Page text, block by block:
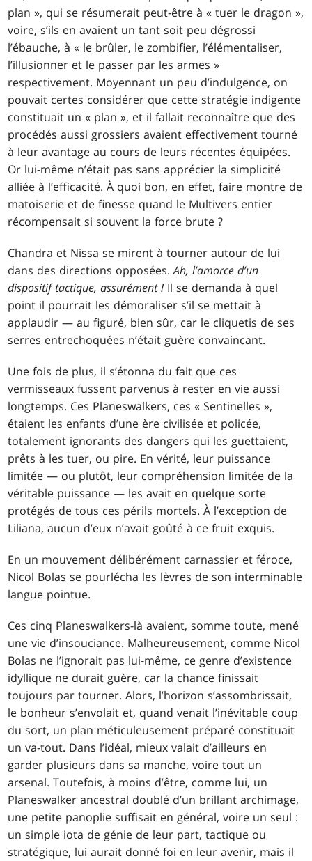
plan », qui se résumerait peut-être à « tuer le dragon »,
voire, s’ils en avaient un tant soit peu dégrossi
l’ébauche, à « le brûler, le zombifier, l’élémentaliser,
l’illusionner et le passer par les armes »
respectivement. Moyennant un peu d’indulgence, on
pouvait certes considérer que cette stratégie indigente
constituait un « plan », et il fallait reconnaître que des
procédés aussi grossiers avaient effectivement tourné
à leur avantage au cours de leurs récentes équipées.
Or lui-même n’était pas sans apprécier la simplicité
alliée à l’efficacité. À quoi bon, en effet, faire montre de
matoiserie et de finesse quand le Multivers entier
récompensait si souvent la force brute ?
Chandra et Nissa se mirent à tourner autour de lui
dans des directions opposées.Ah, l’amorce d’un
dispositif tactique, assurément !Il se demanda à quel
point il pourrait les démoraliser s’il se mettait à
applaudir — au figuré, bien sûr, car le cliquetis de ses
serres entrechoquées n’était guère convaincant.
Une fois de plus, il s’étonna du fait que ces
vermisseaux fussent parvenus à rester en vie aussi
longtemps. Ces Planeswalkers, ces « Sentinelles »,
étaient les enfants d’une ère civilisée et policée,
totalement ignorants des dangers qui les guettaient,
prêts à les tuer, ou pire. En vérité, leur puissance
limitée — ou plutôt, leur compréhension limitée de la
véritable puissance — les avait en quelque sorte
protégés de tous ces périls mortels. À l’exception de
Liliana, aucun d’eux n’avait goûté à ce fruit exquis.
En un mouvement délibérément carnassier et féroce,
Nicol Bolas se pourlécha les lèvres de son interminable
langue pointue.
Ces cinq Planeswalkers-là avaient, somme toute, mené
une vie d’insouciance. Malheureusement, comme Nicol
Bolas ne l’ignorait pas lui-même, ce genre d’existence
idyllique ne durait guère, car la chance finissait
toujours par tourner. Alors, l’horizon s’assombrissait,
le bonheur s’envolait et, quand venait l’inévitable coup
du sort, un plan méticuleusement préparé constituait
un va-tout. Dans l’idéal, mieux valait d’ailleurs en
garder plusieurs dans sa manche, voire tout un
arsenal. Toutefois, à moins d’être, comme lui, un
Planeswalker ancestral doublé d’un brillant archimage,
une petite panoplie suffisait en général, voire un seul :
un simple iota de génie de leur part, tactique ou
stratégique, lui aurait donné foi en leur avenir, mais il